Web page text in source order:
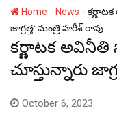
Home - News -
జాగ్రత్త: మంత్రి హరీశ్ రావు
కర్ణాటక
చూస్తున్నారు
October 6, 2023